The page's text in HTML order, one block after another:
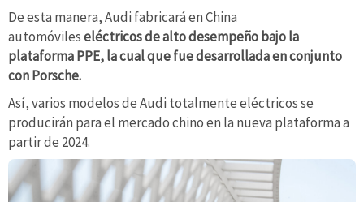
De esta manera, Audi fabricará en China
automóvileseléctricos de alto desempeño bajo la
plataforma PPE, la cual que fue desarrollada en conjunto
con Porsche.
Así, varios modelos de Audi totalmente eléctricos se
producirán para el mercado chino en la nueva plataforma a
partir de 2024.